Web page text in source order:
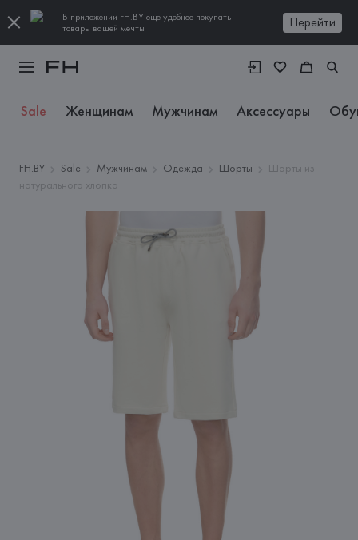
В приложении FH.BY еще удобнее покупать
товары вашей мечты
Перейти
Sale Женщинам Мужчинам Аксессуары
FH.BY Sale Мужчинам Одежда Шорты
Шорты из
натурального хлопка